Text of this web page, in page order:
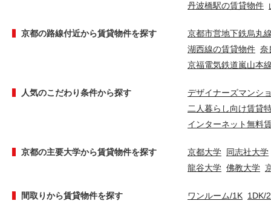
丹波橋駅の賃貸物件
京都の路線付近から賃貸物件を探す
京都市営地下鉄烏丸
湖西線の賃貸物件 奈
京福電気鉄道嵐山本
人気のこだわり条件から探す
デザイナーズマンシ
二人暮らし向け賃貸
インターネット無料
京都の主要大学から賃貸物件を探す 京都大学 同志社大学
龍谷大学 佛教大学
間取りから賃貸物件を探す ワンルーム/1K 1DK/